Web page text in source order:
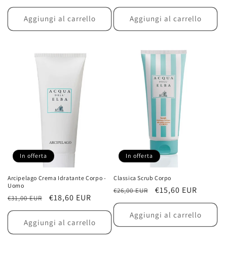
di
listinoAggiungi al carrello
di
listino
scontato
Aggiungi al carrello
In offerta
Arcipelago Crema Idratante Corpo -
Uomo
Prezzo
di
listino
€31,00 EUR
Prezzo
scontato
€18,60 EUR
Aggiungi al carrello
In offerta
Classica Scrub Corpo
Prezzo
di
listino
€26,00 EUR
Prezzo
scontato
€15,60 EUR
Aggiungi al carrello